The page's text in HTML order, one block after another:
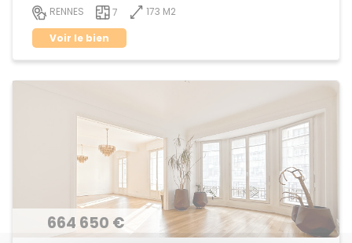
RENNES 7
173 M2
Voir le bien
664 650 €